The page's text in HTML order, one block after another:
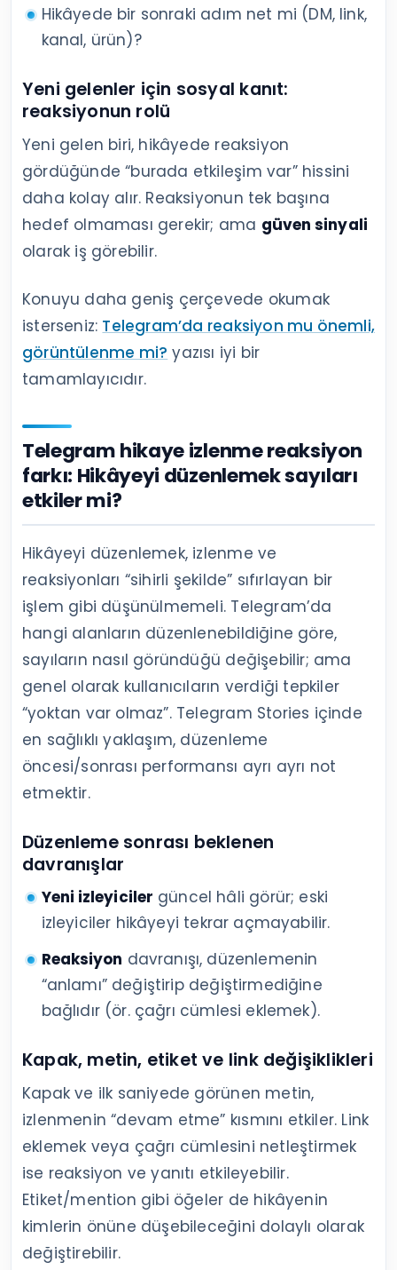
Hikâyede bir sonraki adım net mi (DM, link,
kanal, ürün)?
Yeni gelenler için sosyal kanıt:
reaksiyonun rolü
Yeni gelen biri, hikâyede reaksiyon
gördüğünde “burada etkileşim var” hissini
daha kolay alır. Reaksiyonun tek başına
hedef olmaması gerekir; ama güven sinyali
olarak iş görebilir.
Konuyu daha geniş çerçevede okumak
isterseniz: Telegram’da reaksiyon mu önemli,
görüntülenme mi? yazısı iyi bir
tamamlayıcıdır.
Telegram hikaye izlenme reaksiyon
farkı: Hikâyeyi düzenlemek sayıları
etkiler mi?
Hikâyeyi düzenlemek, izlenme ve
reaksiyonları “sihirli şekilde” sıfırlayan bir
işlem gibi düşünülmemeli. Telegram’da
hangi alanların düzenlenebildiğine göre,
sayıların nasıl göründüğü değişebilir; ama
genel olarak kullanıcıların verdiği tepkiler
“yoktan var olmaz”. Telegram Stories içinde
en sağlıklı yaklaşım, düzenleme
öncesi/sonrası performansı ayrı ayrı not
etmektir.
Düzenleme sonrası beklenen
davranışlar
Yeni izleyiciler güncel hâli görür; eski
izleyiciler hikâyeyi tekrar açmayabilir.
Reaksiyon davranışı, düzenlemenin
“anlamı” değiştirip değiştirmediğine
bağlıdır (ör. çağrı cümlesi eklemek).
Kapak, metin, etiket ve link değişiklikleri
Kapak ve ilk saniyede görünen metin,
izlenmenin “devam etme” kısmını etkiler. Link
eklemek veya çağrı cümlesini netleştirmek
ise reaksiyon ve yanıtı etkileyebilir.
Etiket/mention gibi öğeler de hikâyenin
kimlerin önüne düşebileceğini dolaylı olarak
değiştirebilir.